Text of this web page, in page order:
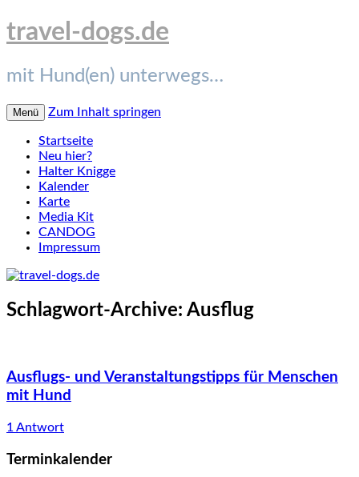
travel-dogs.de
mit Hund(en) unterwegs…
Menü Zum Inhalt springen
Startseite
Neu hier?
Halter Knigge
Kalender
Karte
Media Kit
CANDOG
Impressum
Schlagwort-Archive: Ausflug
Ausflugs- und Veranstaltungstipps für Menschen
mit Hund
1 Antwort
Terminkalender